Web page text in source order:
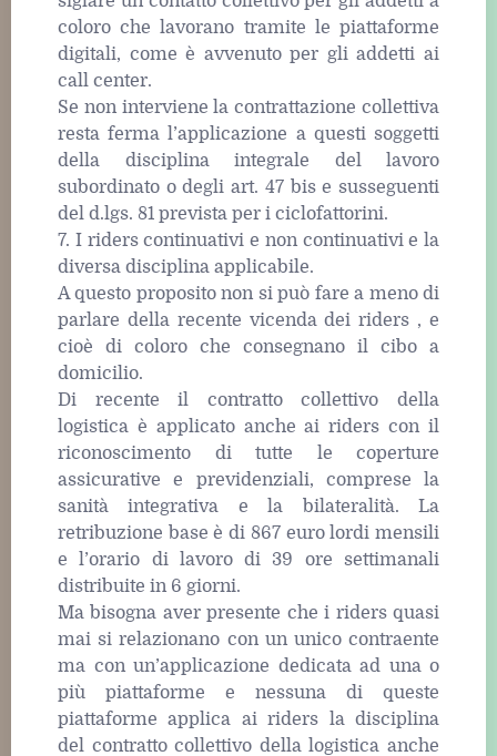
coloro che lavorano tramite le piattaforme
digitali, come è avvenuto per gli addetti ai
call center.
Se non interviene la contrattazione collettiva
resta ferma l’applicazione a questi soggetti
della disciplina integrale del lavoro
subordinato o degli art. 47 bis e susseguenti
del d.lgs. 81 prevista per i ciclofattorini.
7. I riders continuativi e non continuativi e la
diversa disciplina applicabile.
A questo proposito non si può fare a meno di
parlare della recente vicenda dei riders , e
cioè di coloro che consegnano il cibo a
domicilio.
Di recente il contratto collettivo della
logistica è applicato anche ai riders con il
riconoscimento di tutte le coperture
assicurative e previdenziali, comprese la
sanità integrativa e la bilateralità. La
retribuzione base è di 867 euro lordi mensili
e l’orario di lavoro di 39 ore settimanali
distribuite in 6 giorni.
Ma bisogna aver presente che i riders quasi
mai si relazionano con un unico contraente
ma con un’applicazione dedicata ad una o
più piattaforme e nessuna di queste
piattaforme applica ai riders la disciplina
del contratto collettivo della logistica anche